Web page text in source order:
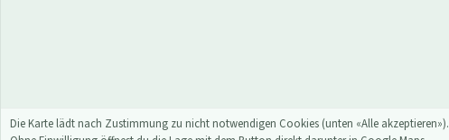
Die Karte lädt nach Zustimmung zu nicht notwendigen Cookies (unten «Alle akzeptieren»).